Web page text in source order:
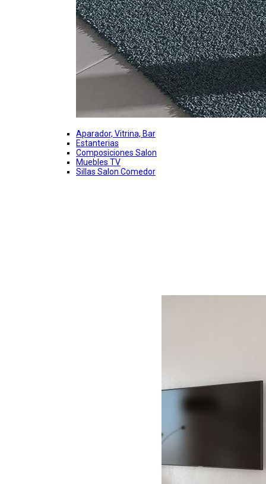
Aparador, Vitrina, Bar
Estanterias
Composiciones Salon
Muebles TV
Sillas Salon Comedor